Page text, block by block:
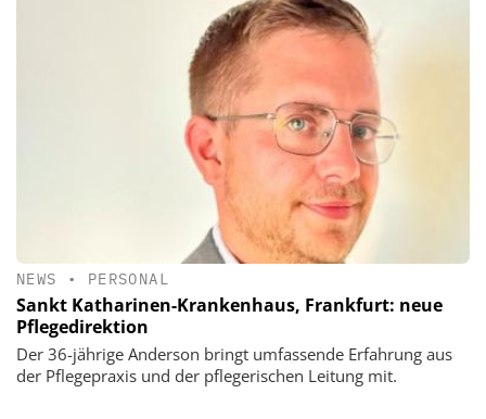
NEWS • PERSONAL
Sankt Katharinen-Krankenhaus, Frankfurt: neue
Pflegedirektion
Der 36-jährige Anderson bringt umfassende Erfahrung aus
der Pflegepraxis und der pflegerischen Leitung mit.